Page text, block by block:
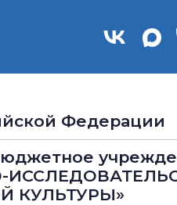
Федерации
КУЛЬТУРЫ»